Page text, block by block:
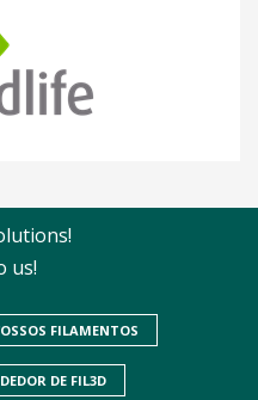
us!
FILAMENTOS
DE FIL3D